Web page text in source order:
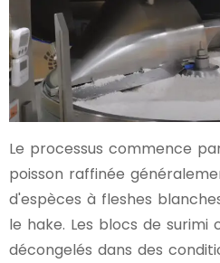
Le processus commence
poisson raffinée
d'espèces à fleshes
le hake. Les blocs de surimi
décongelés dans des